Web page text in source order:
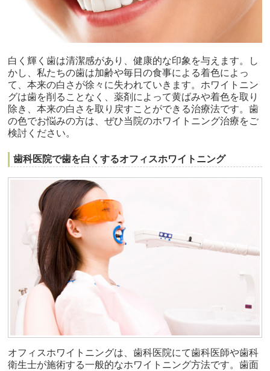
白く輝く歯は清潔感があり、健康的な印象を与えます。し
かし、私たちの歯は加齢や毎日の食事による着色によっ
て、本来の白さが徐々に失われていきます。ホワイトニン
グは歯を削ることなく、薬剤によって黄ばみや着色を取り
除き、本来の白さを取り戻すことができる治療法です。歯
の色でお悩みの方は、ぜひ当院のホワイトニング治療をご
検討ください。
歯科医院で歯を白くするオフィスホワイトニング
オフィスホワイトニングは、歯科医院にて歯科医師や歯科
衛生士が施術する一般的なホワイトニング方法です。歯面